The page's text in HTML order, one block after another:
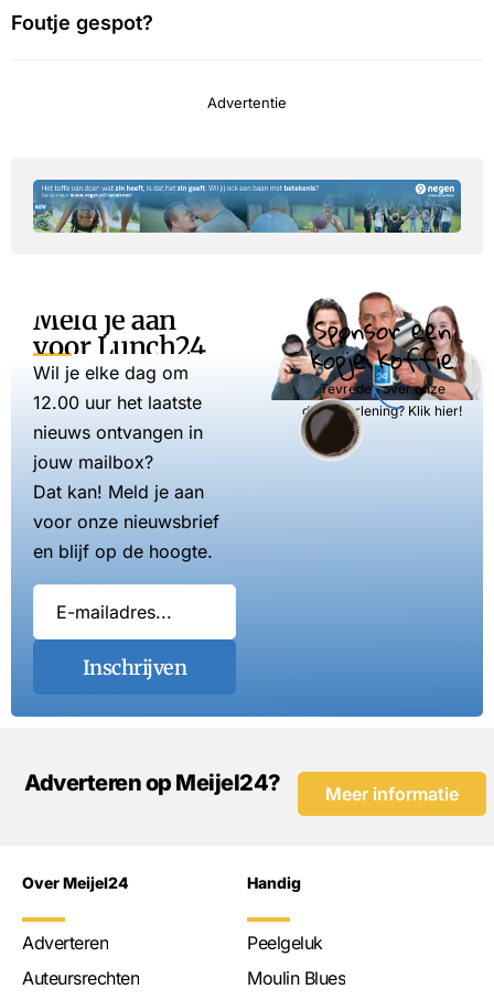
Foutje gespot?
Advertentie
Meld je aan
voor Lunch24
Wil je elke dag om
12.00 uur het laatste
nieuws ontvangen in
jouw mailbox?
Dat kan! Meld je aan
voor onze nieuwsbrief
en blijf op de hoogte.
Inschrijven
Sponsor een
kopje koffie
Tevreden over onze
dienstverlening? Klik hier!
Adverteren op Meijel24? Meer informatie
Over Meijel24
Adverteren
Auteursrechten
Handig
Peelgeluk
Moulin Blues